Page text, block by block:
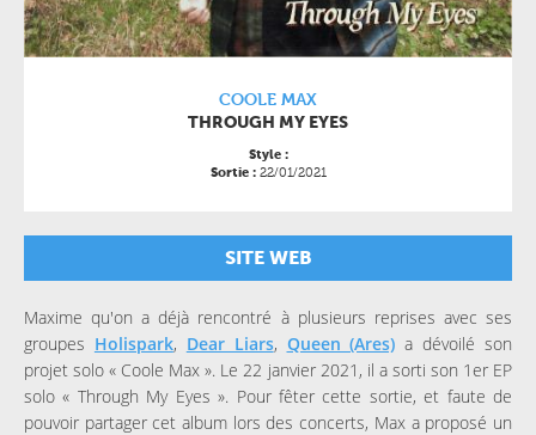
COOLE MAX
THROUGH MY EYES
Style :
Sortie :22/01/2021
SITE WEB
Maxime qu'on a déjà rencontré à plusieurs reprises avec ses
groupes Holispark, Dear Liars, Queen (Ares) a dévoilé son
projet solo « Coole Max ». Le 22 janvier 2021, il a sorti son 1er EP
solo « Through My Eyes ». Pour fêter cette sortie, et faute de
pouvoir partager cet album lors des concerts, Max a proposé un